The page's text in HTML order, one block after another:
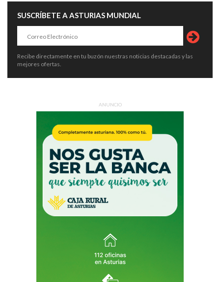
SUSCRÍBETE A ASTURIAS MUNDIAL
Recibe directamente en tu buzón nuestras noticias destacadas y las
mejores ofertas.
ANUNCIO